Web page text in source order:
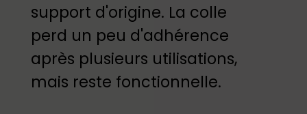
support d'origine. La colle
perd un peu d'adhérence
après plusieurs utilisations,
mais reste fonctionnelle.